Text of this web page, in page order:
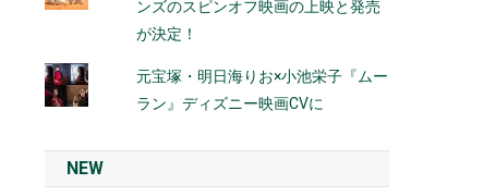
ンズのスピンオフ映画の上映と発売
が決定！
元宝塚・明日海りお×小池栄子『ムー
ラン』ディズニー映画CVに
NEW